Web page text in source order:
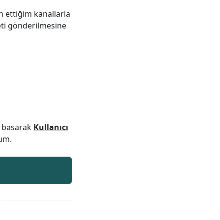
ettiğim kanallarla
gönderilmesine
Kullanıcı